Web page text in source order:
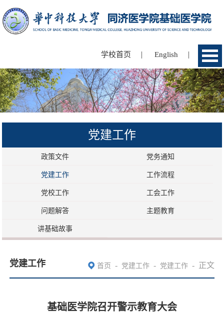
学校首页 | English |
党建工作
政策文件 党务通知
党建工作 工作流程
党校工作 工会工作
问题解答 主题教育
讲基础故事
党建工作 首页 - 党建工作 - 党建工作 - 正文
基础医学院召开警示教育大会